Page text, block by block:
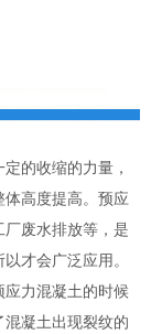
的收缩的力量，
高度提高。预应
废水排放等，是
才会广泛应用。
力混凝土的时候
凝土出现裂纹的